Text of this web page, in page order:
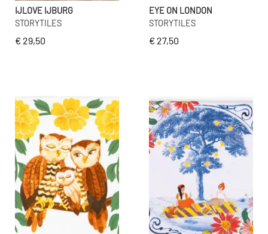
IJLOVE IJBURG
STORYTILES
€ 29,50
EYE ON LONDON
STORYTILES
€ 27,50